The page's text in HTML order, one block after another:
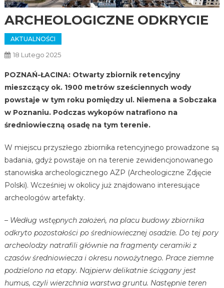
ARCHEOLOGICZNE ODKRYCIE
AKTUALNOŚCI
18 Lutego 2025
POZNAŃ-ŁACINA: Otwarty zbiornik retencyjny
mieszczący ok. 1900 metrów sześciennych wody
powstaje w tym roku pomiędzy ul. Niemena a Sobczaka
w Poznaniu. Podczas wykopów natrafiono na
średniowieczną osadę na tym terenie.
W miejscu przyszłego zbiornika retencyjnego prowadzone są
badania, gdyż powstaje on na terenie zewidencjonowanego
stanowiska archeologicznego AZP (Archeologiczne Zdjęcie
Polski). Wcześniej w okolicy już znajdowano interesujące
archeologów artefakty.
– Według wstępnych założeń, na placu budowy zbiornika
odkryto pozostałości po średniowiecznej osadzie. Do tej pory
archeolodzy natrafili głównie na fragmenty ceramiki z
czasów średniowiecza i okresu nowożytnego. Prace ziemne
podzielono na etapy. Najpierw delikatnie ściągany jest
humus, czyli wierzchnia warstwa gruntu. Następnie teren